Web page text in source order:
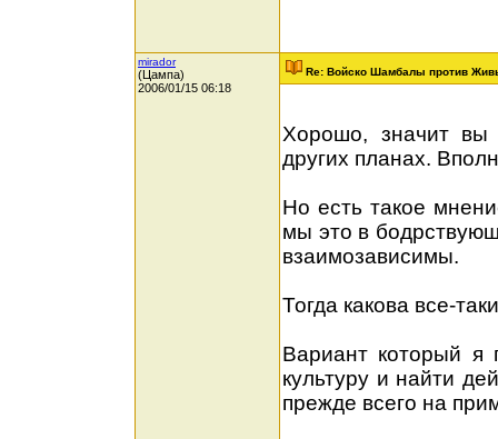
mirador
(Цампа)
2006/01/15 06:18
Re: Войско Шамбалы против
Хорошо, значит вы
других планах.
Но есть такое
мы это в
взаимозависимы.
Тогда какова все-
Вариант который я
культуру и найти
прежде всего на